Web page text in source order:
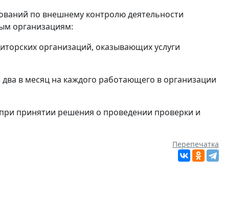
по внешнему контролю деятельности
организациям:
организаций, оказывающих услуги
в месяц на каждого работающего в организации
принятии решения о проведении проверки и
Перепечатка